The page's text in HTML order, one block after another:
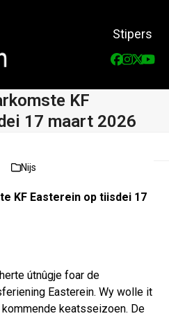
Stipers
Facebook
KF
17 maart 2026
Nijs
KF Easterein op tiisdei 17
útnûgje foar de
Easterein. Wy wolle it
keatsseizoen. De